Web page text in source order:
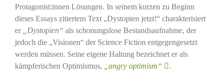
Protagonist:innen Lösungen. In seinem kurzen zu Beginn
dieses Essays zitiertem Text „Dystopien jetzt!“ charakterisiert
er
„Dystopien“ als schonungslose Bestandsaufnahme, der
jedoch die „Visionen“ der Science Fiction entgegengesetzt
werden müssen. Seine eigene Haltung bezeichnet er als
kämpferischen Optimismus,
„angry optimism“ .